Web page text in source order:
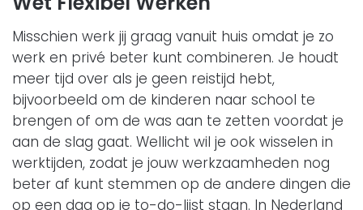
Misschien werk jij graag vanuit huis omdat je zo
werk en privé beter kunt combineren. Je houdt
meer tijd over als je geen reistijd hebt,
bijvoorbeeld om de kinderen naar school te
brengen of om de was aan te zetten voordat je
aan de slag gaat. Wellicht wil je ook wisselen in
werktijden, zodat je jouw werkzaamheden nog
beter af kunt stemmen op de andere dingen die
op een dag op je to-do-lijst staan. In Nederland